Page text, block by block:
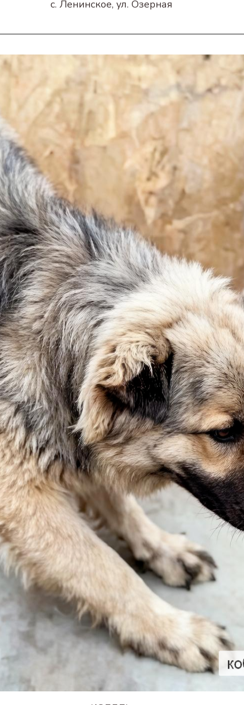
с. Ленинское, ул. Озерная